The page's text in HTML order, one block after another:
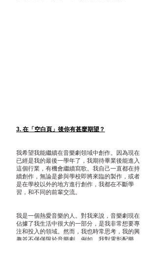
3. 在「空白頁」後你有甚麼期望？
我希望我能繼續在音樂劇領域中創作。因為現在
已經是我的最後一學年了，我期待畢業後能進入
這個行業，有機會繼續寫歌。我自己一直都在持
續創作，無論是參與學校即將來臨的製作，或者
是在學校以外的地方進行創作，我都在不斷學
習，和不同的前輩交流。
我是一個熱愛音樂的人。對我來說，音樂劇現在
佔據了我生活中很大的一部分，是我非常想要專
注和投入的領域。然而，我也時常思考，我的興
趣並不僅僅限於音樂劇。例如，我對電影配樂、